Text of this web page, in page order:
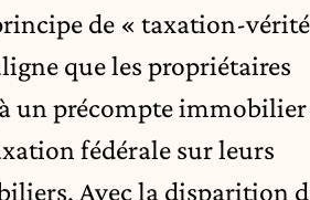
de « taxation-vérité
que les propriétaires
un précompte immobilier
fédérale sur leurs
Avec la disparition